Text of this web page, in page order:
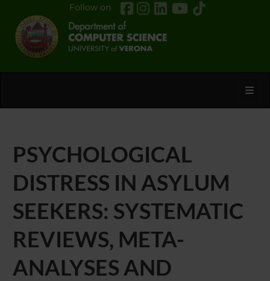
Follow on
PSYCHOLOGICAL
DISTRESS IN ASYLUM
SEEKERS: SYSTEMATIC
REVIEWS, META-
ANALYSES AND